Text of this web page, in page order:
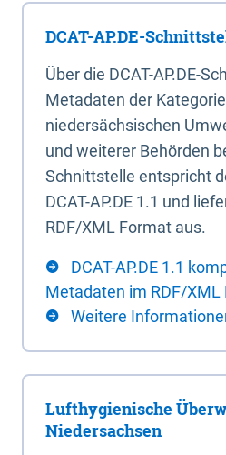
DCAT-AP.DE-
Über die DCAT-AP.DE-
Metadaten der
niedersächsischen
und weiterer Behörden
Schnittstelle entspricht
DCAT-AP.DE 1.1 und
RDF/XML Format aus.
DCAT-AP.DE 1.1
Metadaten im RDF/XML
Weitere
Lufthygienische
Niedersachsen